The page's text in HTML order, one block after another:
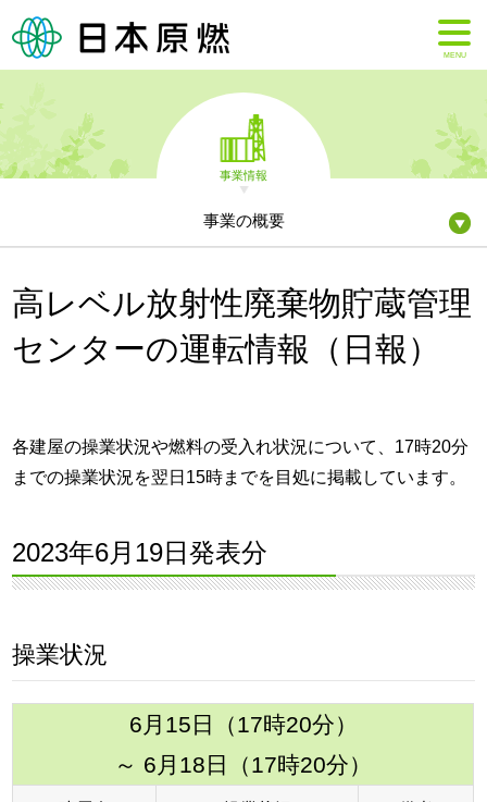
MENU
事業情報
事業の概要
高レベル放射性廃棄物貯蔵管理
センターの運転情報（日報）
各建屋の操業状況や燃料の受入れ状況について、17時20分
までの操業状況を翌日15時までを目処に掲載しています。
2023年6月19日発表分
操業状況
6月15日（17時20分）
～ 6月18日（17時20分）